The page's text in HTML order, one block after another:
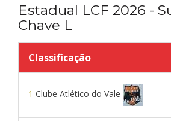
Estadual LCF 2026 -
Chave L
Classificação
1 Clube Atlético do Vale